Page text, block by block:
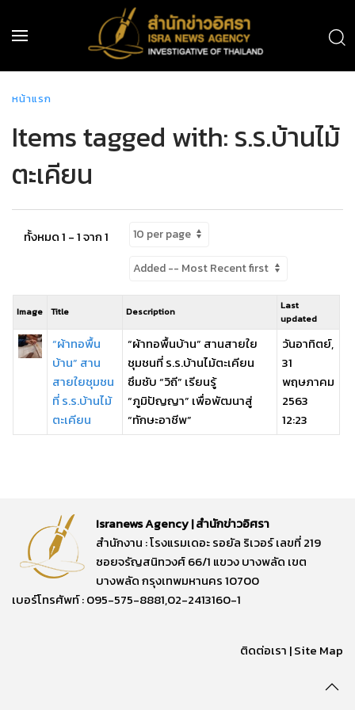
หน้าแรก
Items tagged with: ร.ร.บ้านไม้
ตะเคียน
ทั้งหมด 1 - 1 จาก 1
Image Title Description
Last
updated
“ผ้าทอพื้น
บ้าน” สาน
สายใยชุมชน
ที่ ร.ร.บ้านไม้
ตะเคียน
“ผ้าทอพื้นบ้าน” สานสายใย
ชุมชนที่ ร.ร.บ้านไม้ตะเคียน
ซึมซับ “วิถี” เรียนรู้
“ภูมิปัญญา” เพื่อพัฒนาสู่
“ทักษะอาชีพ”
วันอาทิตย์,
31
พฤษภาคม
2563
12:23
Isranews Agency | สำนักข่าวอิศรา
สำนักงาน : โรงแรมเดอะ รอยัล ริเวอร์ เลขที่ 219
ซอยจรัญสนิทวงศ์ 66/1 แขวง บางพลัด เขต
บางพลัด กรุงเทพมหานคร 10700
เบอร์โทรศัพท์ : 095-575-8881,02-2413160-1
ติดต่อเรา |Site Map